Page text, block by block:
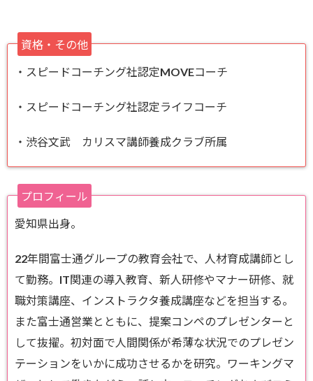
資格・その他
・スピードコーチング社認定MOVEコーチ
・スピードコーチング社認定ライフコーチ
・渋谷文武 カリスマ講師養成クラブ所属
プロフィール
愛知県出身。
22年間富士通グループの教育会社で、人材育成講師とし
て勤務。IT関連の導入教育、新人研修やマナー研修、就
職対策講座、インストラクタ養成講座などを担当する。
また富士通営業とともに、提案コンペのプレゼンターと
して抜擢。初対面で人間関係が希薄な状況でのプレゼン
テーションをいかに成功させるかを研究。ワーキングマ